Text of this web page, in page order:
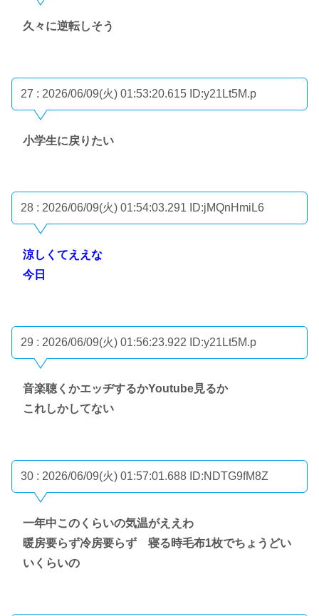
久々に逆転しそう
27 : 2026/06/09(火) 01:53:20.615 ID:y21Lt5M.p
小学生に戻りたい
28 : 2026/06/09(火) 01:54:03.291 ID:jMQnHmiL6
涼しくてええな
今日
29 : 2026/06/09(火) 01:56:23.922 ID:y21Lt5M.p
音楽聴くかエッヂするかYoutube見るか
これしかしてない
30 : 2026/06/09(火) 01:57:01.688 ID:NDTG9fM8Z
一年中このくらいの気温がええわ
暖房要らず冷房要らず 寝る時毛布1枚でちょうどい
いくらいの